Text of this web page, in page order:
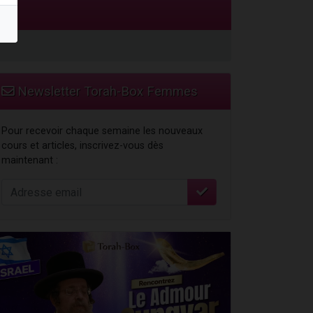
Newsletter Torah-Box Femmes
Pour recevoir chaque semaine les nouveaux
cours et articles, inscrivez-vous dès
maintenant :